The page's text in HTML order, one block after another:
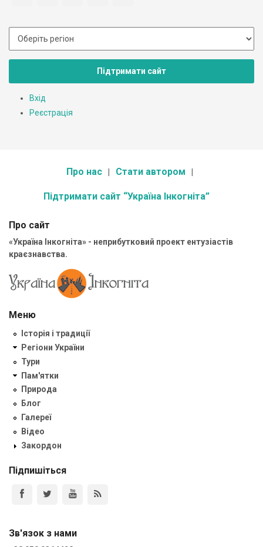
Підтримати сайт
Вхід
Реєстрація
Про нас Стати автором
Підтримати сайт “Україна Інкогніта”
Про сайт
«Україна Інкогніта» - неприбутковий проект ентузіастів
краєзнавства.
Меню
Історія і традиції
Регіони України
Тури
Пам'ятки
Природа
Блог
Галереї
Відео
Закордон
Підпишіться
Зв'язок з нами